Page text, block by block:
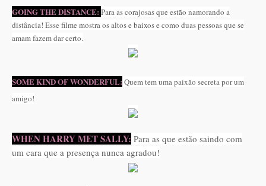
GOING THE DISTANCE: Para as corajosas que estão namorando a
distância! Esse filme mostra os altos e baixos e como duas pessoas que se
amam fazem dar certo.
SOME KIND OF WONDERFUL: Quem tem uma paixão secreta por um
amigo!
WHEN HARRY MET SALLY: Para as que estão saindo com
um cara que a presença nunca agradou!